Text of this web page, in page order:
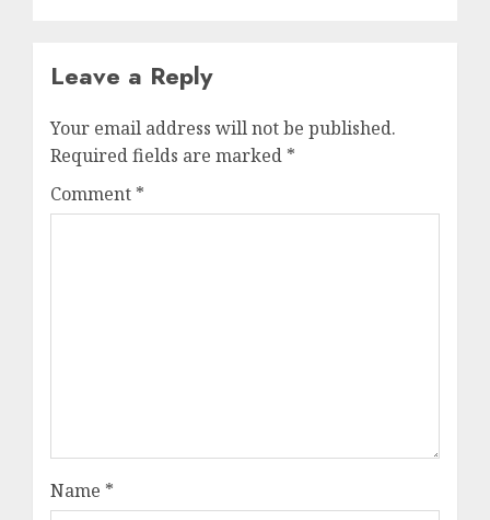
Leave a Reply
Your email address will not be published.
Required fields are marked *
Comment *
Name *